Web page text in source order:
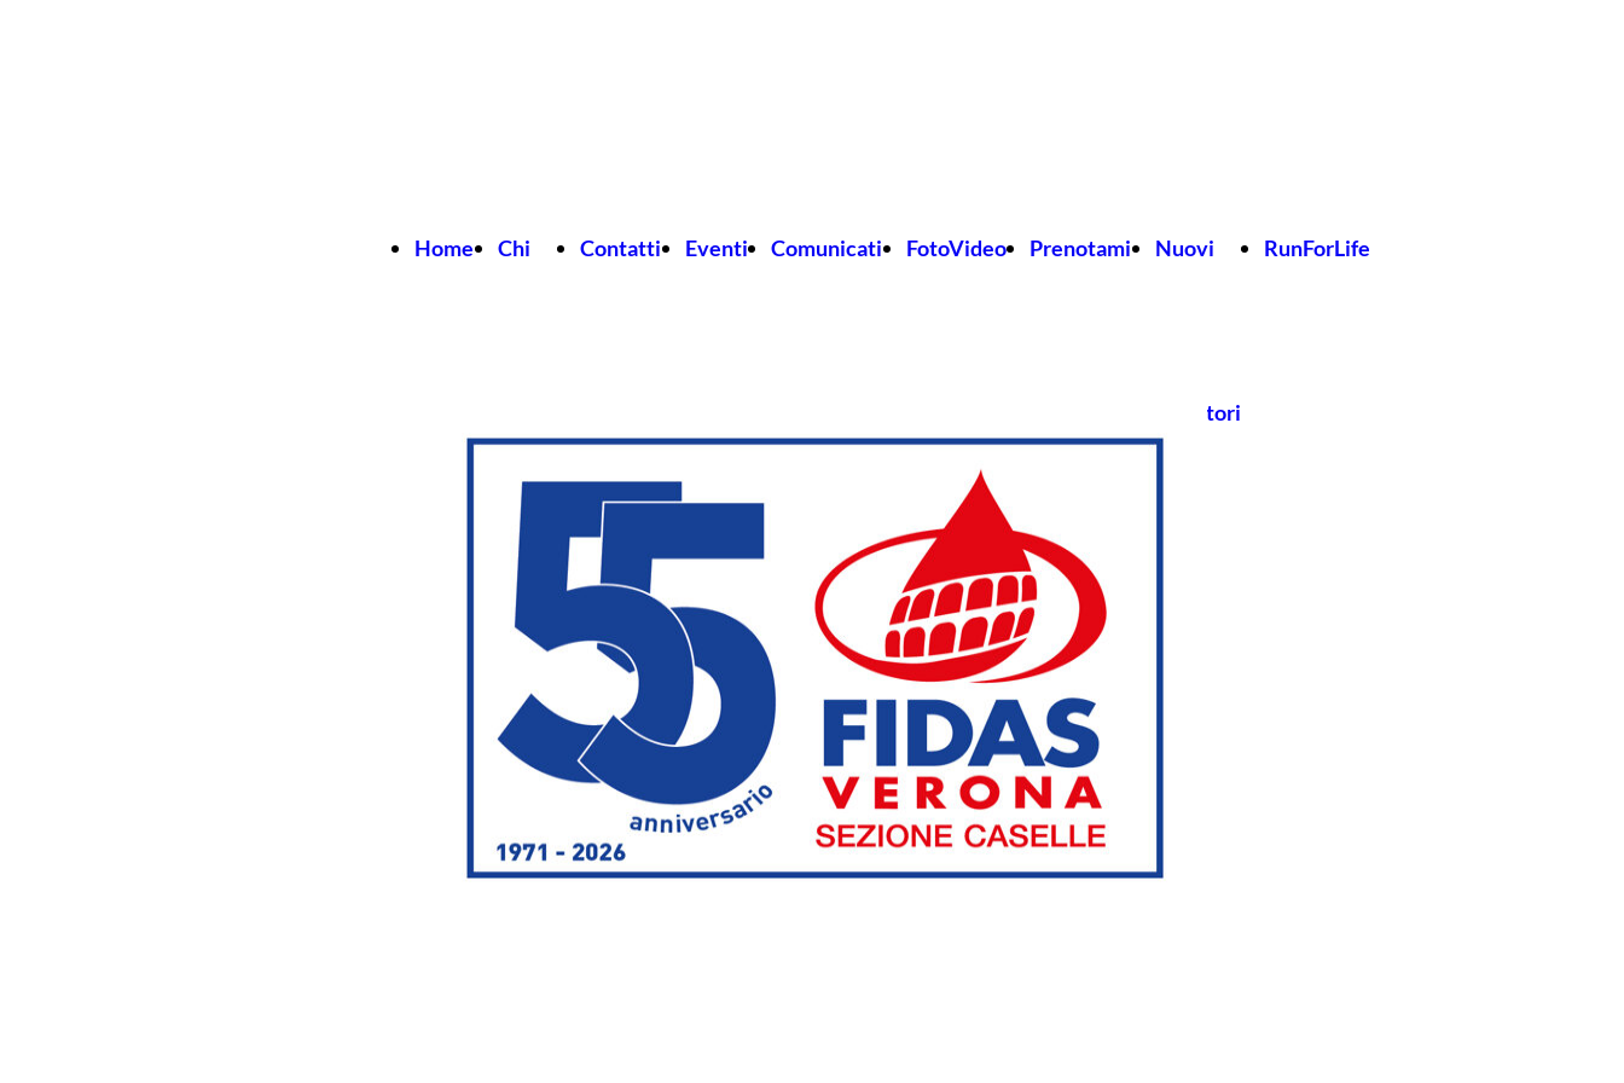
Home Chi Contatti Eventi Comunicati FotoVideo Prenotami Nuovi
Donatori
RunForLife